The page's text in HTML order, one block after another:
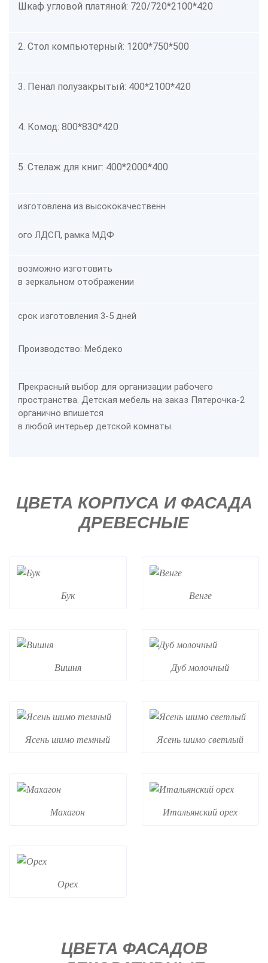
Шкаф угловой платяной: 720/720*2100*420
2. Стол компьютерный: 1200*750*500
3. Пенал полузакрытый: 400*2100*420
4. Комод: 800*830*420
5. Стелаж для книг: 400*2000*400
изготовлена из высококачественн
ого ЛДСП, рамка МДФ
возможно изготовить
в зеркальном отображении
срок изготовления 3-5 дней
Производство: Мебдеко
Прекрасный выбор для организации рабочего
пространства. Детская мебель на заказ Пятерочка-2
органично впишется
в любой интерьер детской комнаты.
ЦВЕТА КОРПУСА И ФАСАДА
ДРЕВЕСНЫЕ
Бук Венге
Вишня Дуб молочный
Ясень шимо темный Ясень шимо светлый
Махагон Итальянский орех
Орех
ЦВЕТА ФАСАДОВ